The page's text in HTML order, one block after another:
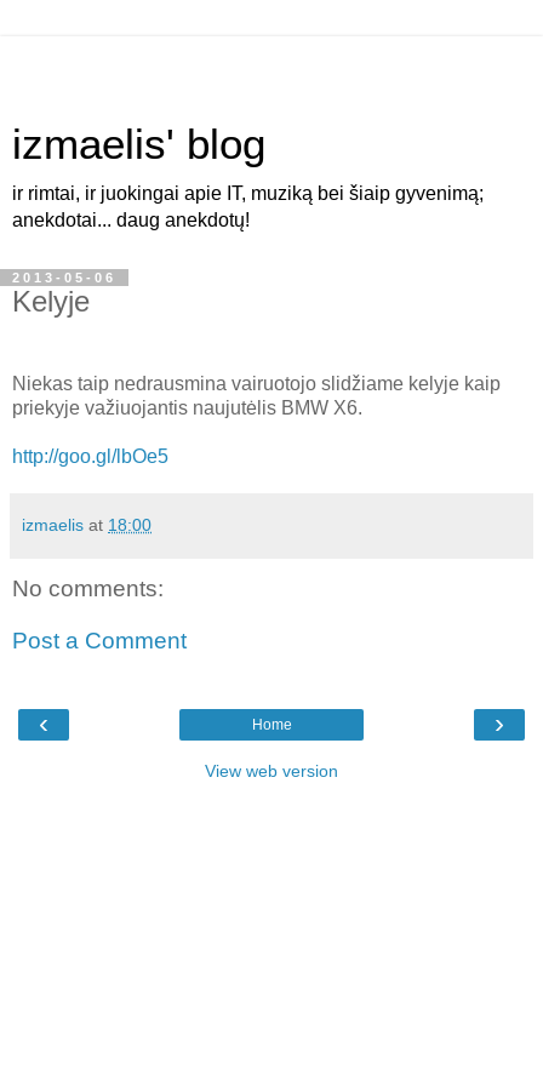
izmaelis' blog
ir rimtai, ir juokingai apie IT, muziką bei šiaip gyvenimą;
anekdotai... daug anekdotų!
2013-05-06
Kelyje
Niekas taip nedrausmina vairuotojo slidžiame kelyje kaip
priekyje važiuojantis naujutėlis BMW X6.
http://goo.gl/lbOe5
izmaelis at 18:00
No comments:
Post a Comment
‹ ›
Home
View web version